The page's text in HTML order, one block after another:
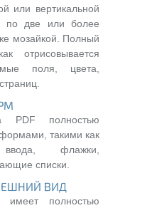
или вертикальной
по две или более
мозайкой. Полный
отрисовывается
поля, цвета,
PDF полностью
такими как
флажки,
списки.
ВИД
имеет полностью